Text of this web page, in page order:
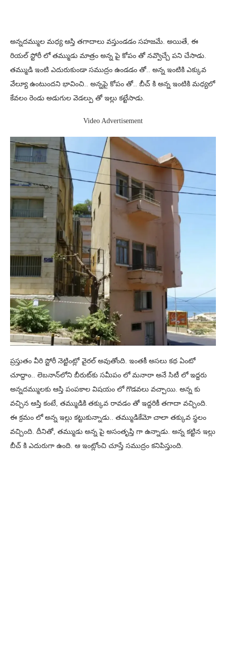
అన్నదమ్ముల మధ్య ఆస్తి తగాదాలు వస్తుండడం సహజమే. అయితే, ఈ
రియల్ స్టోరీ లో తమ్ముడు మాత్రం అన్న పై కోపం తో నవ్వొచ్చే పని చేసాడు.
తమ్ముడి ఇంటి ఎదురుకుండా సముద్రం ఉండడం తో.. అన్న ఇంటికి ఎక్కువ
వేల్యూ ఉంటుందని భావించి.. అన్నపై కోపం తో.. బీచ్ కి అన్న ఇంటికి మధ్యలో
కేవలం రెండు అడుగుల వెడల్పు తో ఇల్లు కట్టేసాడు.
Video Advertisement
ప్రస్తుతం వీరి స్టోరీ నెట్టింట్లో వైరల్ అవుతోంది. ఇంతకీ అసలు కథ ఏంటో
చూద్దాం.. లెబనాన్‌లోని బీరుట్‌కు సమీపం లో మనారా అనే సిటీ లో ఇద్దరు
అన్నదమ్ములకు ఆస్తి పంపకాల విషయం లో గొడవలు వచ్చాయి. అన్న కు
వచ్చిన ఆస్తి కంటే, తమ్ముడికి తక్కువ రావడం తో ఇద్దరికీ తగాదా వచ్చింది.
ఈ క్రమం లో అన్న ఇల్లు కట్టుకున్నాడు.. తమ్ముడికేమో చాలా తక్కువ స్థలం
వచ్చింది. దీనితో, తమ్ముడు అన్న పై అసంతృప్తి గా ఉన్నాడు. అన్న కట్టిన ఇల్లు
బీచ్ కి ఎదురుగా ఉంది. ఆ ఇంట్లోంచి చూస్తే సముద్రం కనిపిస్తుంది.